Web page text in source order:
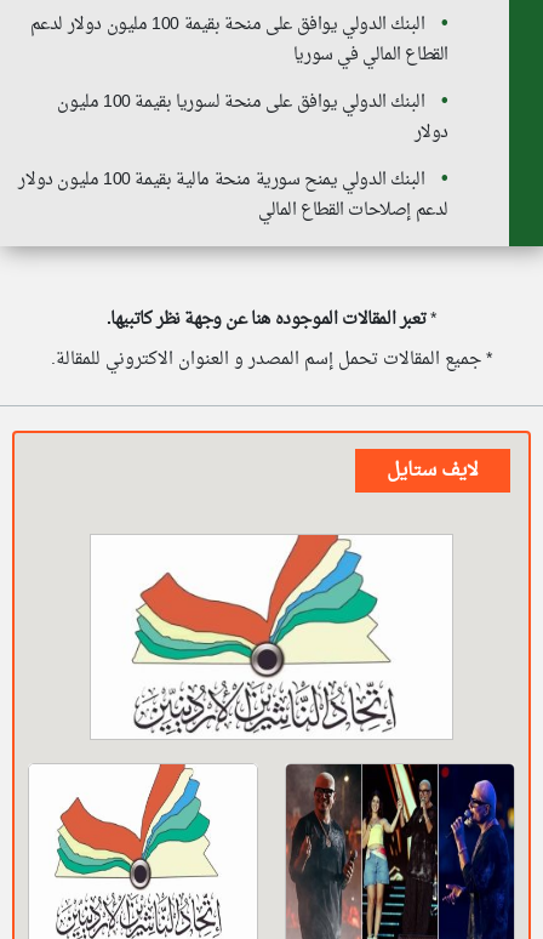
البنك الدولي يوافق على منحة بقيمة 100 مليون دولار لدعم
القطاع المالي في سوريا
البنك الدولي يوافق على منحة لسوريا بقيمة 100 مليون
دولار
البنك الدولي يمنح سورية منحة مالية بقيمة 100 مليون دولار
لدعم إصلاحات القطاع المالي
*تعبر المقالات الموجوده هنا عن وجهة نظر كاتبيها.
* جميع المقالات تحمل إسم المصدر و العنوان الاكتروني للمقالة.
لايف ستايل